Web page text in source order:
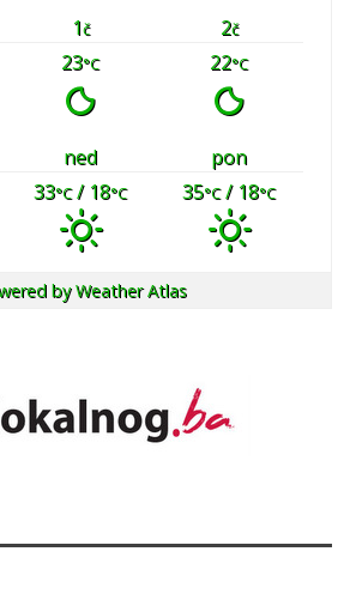
1č 2č
23°C 22°C
ned
pon
33°C/ 18°C 35°C/ 18°C
byWeather Atlas